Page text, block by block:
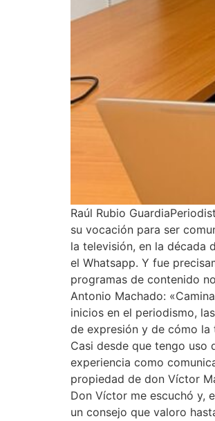
Raúl Rubio
su vocación para ser
la televisión, en la década
el Whatsapp. Y fue
programas de contenido
Antonio Machado:
inicios en el periodismo,
de expresión y de cómo
Casi desde que tengo uso
experiencia como
propiedad de don Víctor
Don Víctor me escuchó y,
un consejo que valoro